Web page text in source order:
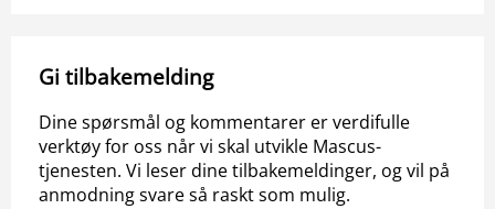
Gi tilbakemelding
Dine spørsmål og kommentarer er verdifulle
verktøy for oss når vi skal utvikle Mascus-
tjenesten. Vi leser dine tilbakemeldinger, og vil på
anmodning svare så raskt som mulig.